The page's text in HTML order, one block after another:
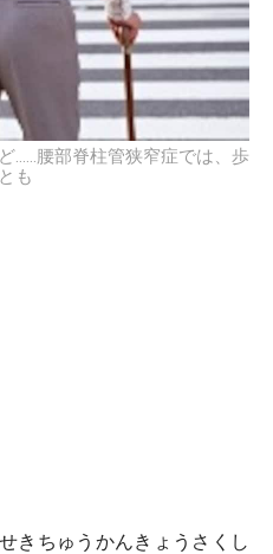
……腰部脊柱管狭窄症では、歩
も
きちゅうかんきょうさくし